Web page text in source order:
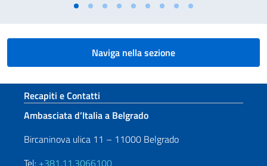
Naviga nella sezione
Sezione footer
Recapiti e Contatti
Ambasciata d’Italia a Belgrado
Bircaninova ulica 11 – 11000 Belgrado
Tel: +381.11.3066100